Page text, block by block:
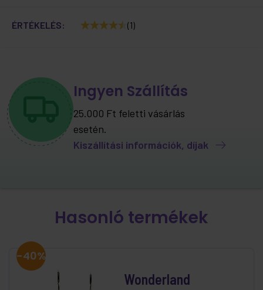
ÉRTÉKELÉS: (1)
Ingyen Szállítás
25.000 Ft feletti vásárlás
esetén.
Kiszállítási információk, díjak
Hasonló termékek
-40%
Wonderland